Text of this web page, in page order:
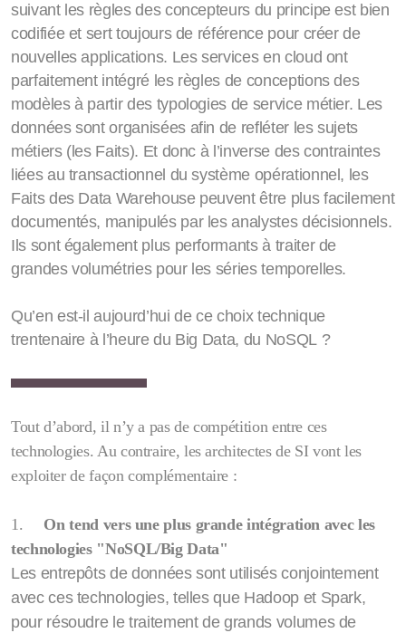
suivant les règles des concepteurs du principe est bien
codifiée et sert toujours de référence pour créer de
nouvelles applications. Les services en cloud ont
parfaitement intégré les règles de conceptions des
modèles à partir des typologies de service métier. Les
données sont organisées afin de refléter les sujets
métiers (les Faits). Et donc à l’inverse des contraintes
liées au transactionnel du système opérationnel, les
Faits des Data Warehouse peuvent être plus facilement
documentés, manipulés par les analystes décisionnels.
Ils sont également plus performants à traiter de
grandes volumétries pour les séries temporelles.
Qu’en est-il aujourd’hui de ce choix technique
trentenaire à l’heure du Big Data, du NoSQL ?
Tout d’abord, il n’y a pas de compétition entre ces
technologies. Au contraire, les architectes de SI vont les
exploiter de façon complémentaire :
1. On tend vers une plus grande intégration avec les
technologies "NoSQL/Big Data"
Les entrepôts de données sont utilisés conjointement
avec ces technologies, telles que Hadoop et Spark,
pour résoudre le traitement de grands volumes de